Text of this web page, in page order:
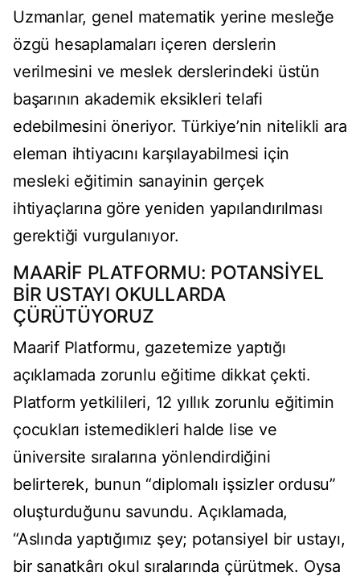
Uzmanlar, genel matematik yerine mesleğe
özgü hesaplamaları içeren derslerin
verilmesini ve meslek derslerindeki üstün
başarının akademik eksikleri telafi
edebilmesini öneriyor. Türkiye’nin nitelikli ara
eleman ihtiyacını karşılayabilmesi için
mesleki eğitimin sanayinin gerçek
ihtiyaçlarına göre yeniden yapılandırılması
gerektiği vurgulanıyor.
MAARİF PLATFORMU: POTANSİYEL
BİR USTAYI OKULLARDA
ÇÜRÜTÜYORUZ
Maarif Platformu, gazetemize yaptığı
açıklamada zorunlu eğitime dikkat çekti.
Platform yetkilileri, 12 yıllık zorunlu eğitimin
çocukları istemedikleri halde lise ve
üniversite sıralarına yönlendirdiğini
belirterek, bunun “diplomalı işsizler ordusu”
oluşturduğunu savundu. Açıklamada,
“Aslında yaptığımız şey; potansiyel bir ustayı,
bir sanatkârı okul sıralarında çürütmek. Oysa